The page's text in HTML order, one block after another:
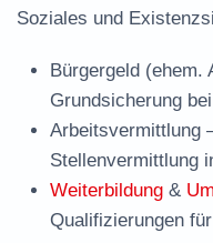
Soziales und
Bürgergeld (ehem.
Grundsicherung
Arbeitsvermittlung
Stellenvermittlung
Weiterbildung &
Qualifizierungen